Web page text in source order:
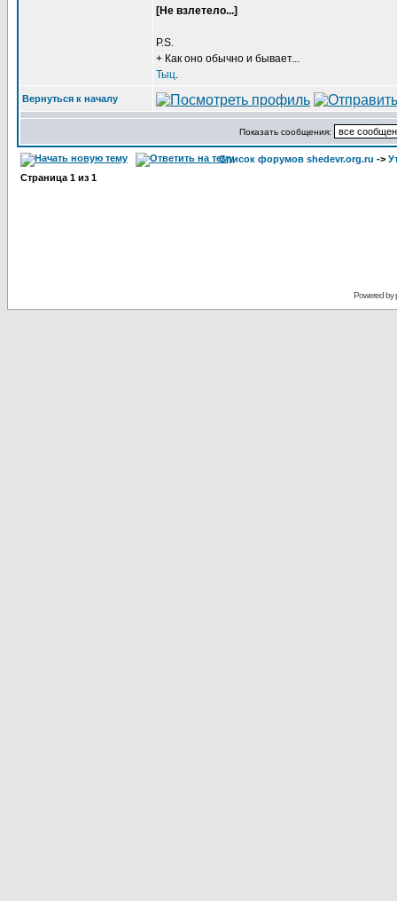
[Не взлетело...]
P.S.
+ Как оно обычно и бывает...
Тыц.
Вернуться к началу
Показать сообщения:
Список форумов shedevr.org.ru ->
Страница 1 из 1
Powered by